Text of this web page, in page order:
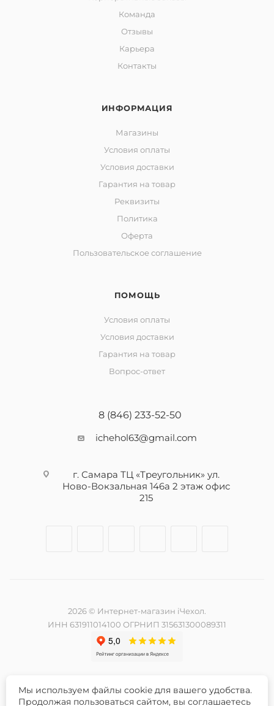
Команда
Отзывы
Карьера
Контакты
ИНФОРМАЦИЯ
Магазины
Условия оплаты
Условия доставки
Гарантия на товар
Реквизиты
Политика
Оферта
Пользовательское соглашение
ПОМОЩЬ
Условия оплаты
Условия доставки
Гарантия на товар
Вопрос-ответ
8 (846) 233-52-50
ichehol63@gmail.com
г. Самара ТЦ «Треугольник» ул.
Ново-Вокзальная 146а 2 этаж офис
215
2026 © Интернет-магазин iЧехол.
ИНН 631911014100 ОГРНИП 315631300089311
Разработка и продвижение сайта -
Мы используем файлы cookie для вашего удобства.
Продолжая пользоваться сайтом, вы соглашаетесь